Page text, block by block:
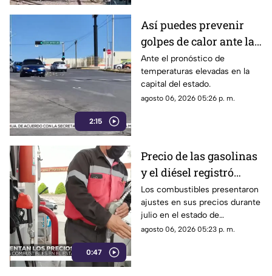
2:15
Así puedes prevenir
golpes de calor ante las
altas temperaturas en
Chihuahua
Ante el pronóstico de
temperaturas elevadas en la
capital del estado.
agosto 06, 2026 05:26 p. m.
0:47
Precio de las gasolinas
y el diésel registró
variaciones en
Chihuahua durante
julio | VIDEO
Los combustibles presentaron
ajustes en sus precios durante
julio en el estado de
Chihuahua.
agosto 06, 2026 05:23 p. m.